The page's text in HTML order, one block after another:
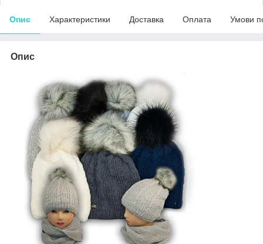
Опис Характеристики Доставка Оплата Умови
Опис